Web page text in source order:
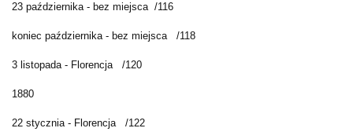
23 października - bez miejsca /116
koniec października - bez miejsca /118
3 listopada - Florencja /120
1880
22 stycznia - Florencja /122